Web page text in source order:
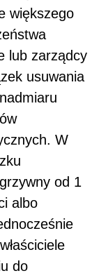
większego
lub zarządcy
usuwania
W
od 1
albo
do